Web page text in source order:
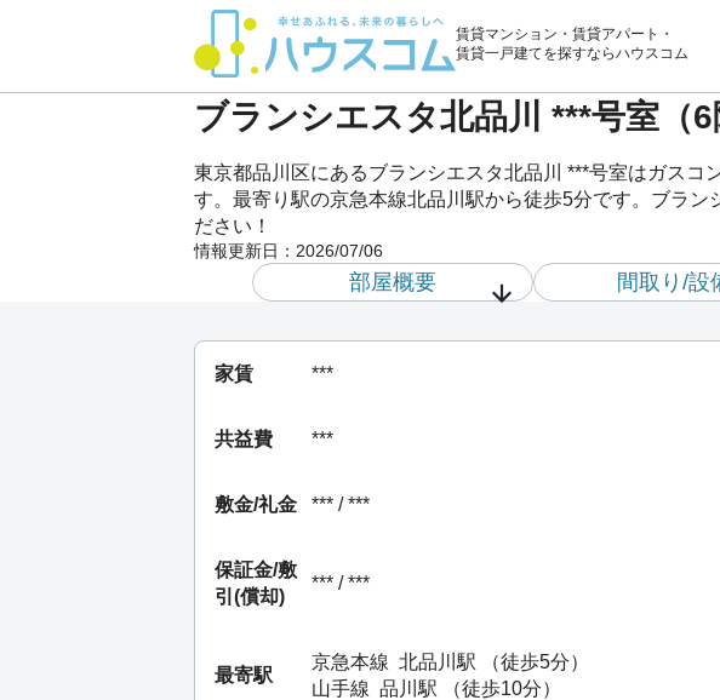
賃貸マンション・賃貸アパート・
賃貸一戸建てを探すならハウスコム
ブランシエスタ北品川 ***号室（
東京都品川区にあるブランシエスタ北品川 ***号室はガス
す。最寄り駅の京急本線北品川駅から徒歩5分です。ブラ
ださい！
情報更新日： 2026/07/06
部屋概要 間取り/設
家賃 ***
共益費 ***
敷金/礼金 *** / ***
保証金/敷
引(償却)
*** / ***
最寄駅
京急本線 北品川駅 （徒歩5分）
山手線 品川駅 （徒歩10分）